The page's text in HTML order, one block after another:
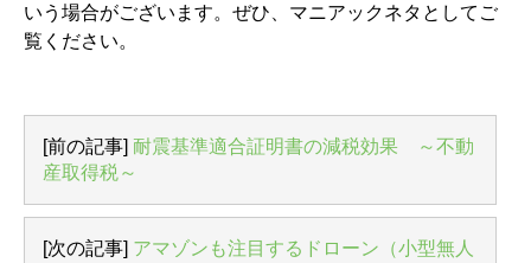
いう場合がございます。ぜひ、マニアックネタとしてご
覧ください。
[前の記事] 耐震基準適合証明書の減税効果 ～不動
産取得税～
[次の記事] アマゾンも注目するドローン（小型無人